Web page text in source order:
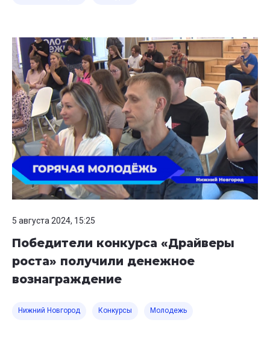
5 августа 2024, 15:25
Победители конкурса «Драйверы
роста» получили денежное
вознаграждение
Нижний Новгород Конкурсы Молодежь